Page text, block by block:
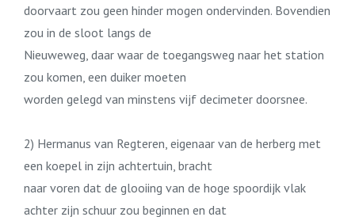
doorvaart zou geen hinder mogen ondervinden. Bovendien
zou in de sloot langs de
Nieuweweg, daar waar de toegangsweg naar het station
zou komen, een duiker moeten
worden gelegd van minstens vijf decimeter doorsnee.
2) Hermanus van Regteren, eigenaar van de herberg met
een koepel in zijn achtertuin, bracht
naar voren dat de glooiing van de hoge spoordijk vlak
achter zijn schuur zou beginnen en dat